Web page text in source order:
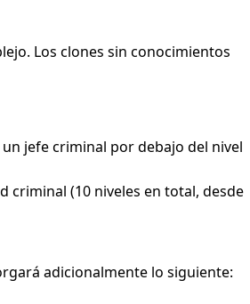
Los clones sin conocimientos
jefe criminal por debajo del nivel
criminal (10 niveles en total, desde
adicionalmente lo siguiente: